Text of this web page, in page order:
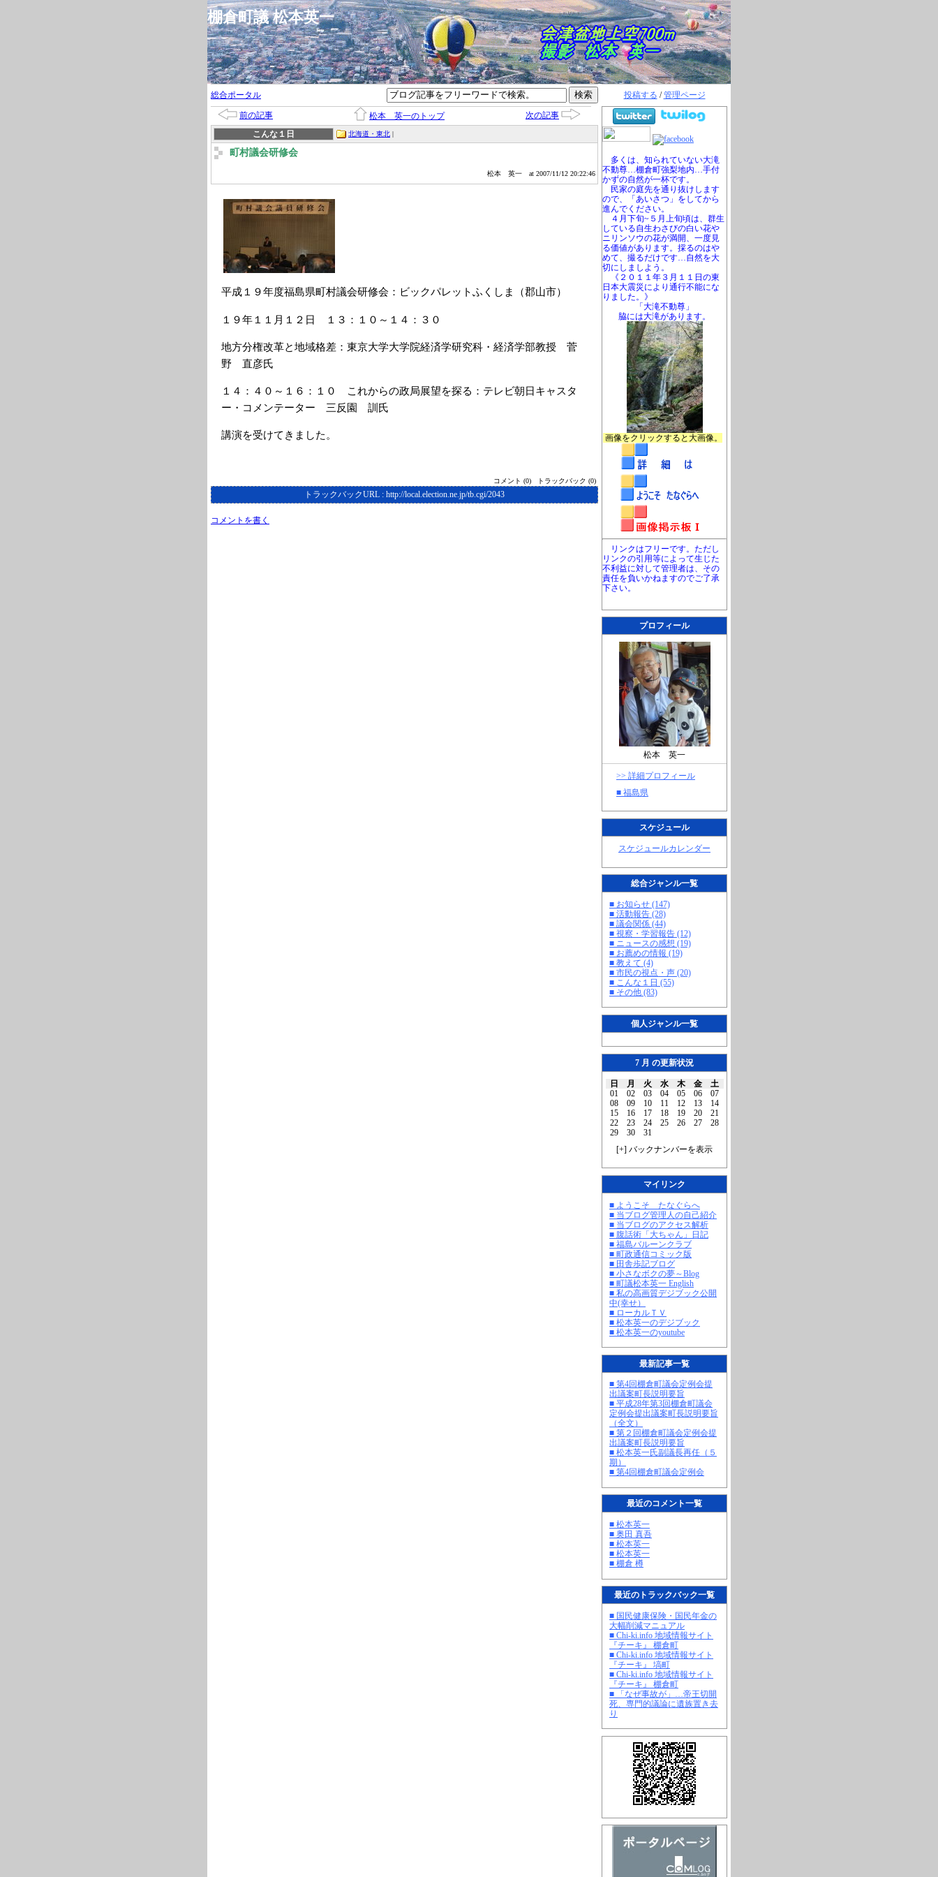
棚倉町議 松本英一
投稿する /管理ページ
多くは、知られていない大滝
不動尊…棚倉町強梨地内…手付
かずの自然が一杯です。
民家の庭先を通り抜けします
ので、「あいさつ」をしてから
進んでください。
４月下旬~５月上旬頃は、群生
している自生わさびの白い花や
ニリンソウの花が満開、一度見
る価値があります。採るのはや
めて、撮るだけです…自然を大
切にしましよう。
《２０１１年３月１１日の東
日本大震災により通行不能にな
りました。》
「大滝不動尊」
脇には大滝があります。
画像をクリックすると大画像。
リンクはフリーです。ただし
リンクの引用等によって生じた
不利益に対して管理者は、その
責任を負いかねますのでご了承
下さい。
プロフィール
松本 英一
>> 詳細プロフィール
■ 福島県
スケジュール
スケジュールカレンダー
総合ジャンル一覧
■ お知らせ (147)
■ 活動報告 (28)
■ 議会関係 (44)
■ 視察・学習報告 (12)
■ ニュースの感想 (19)
■ お薦めの情報 (19)
■ 教えて (4)
■ 市民の視点・声 (20)
■ こんな１日 (55)
■ その他 (83)
個人ジャンル一覧
7 月 の更新状況
日 月 火 水 木 金
土
01
02 03 04 05 06
07
08
09 10 11 12 13
14
15
16 17 18 19 20
21
22
23 24 25 26 27
28
29
30
31
[+] バックナンバーを表示
マイリンク
■ ようこそ たなぐらへ
■ 当ブログ管理人の自己紹介
■ 当ブログのアクセス解析
■ 腹話術「大ちゃん」日記
■ 福島バルーンクラブ
■ 町政通信コミック版
■ 田舎歩記ブログ
■ 小さなボクの夢～Blog
■ 町議松本英一 English
■ 私の高画質デジブック公開
中(幸せ）
■ ローカルＴＶ
■ 松本英一のデジブック
■ 松本英一のyoutube
最新記事一覧
■ 第4回棚倉町議会定例会提
出議案町長説明要旨
■ 平成28年第3回棚倉町議会
定例会提出議案町長説明要旨
（全文）
■ 第２回棚倉町議会定例会提
出議案町長説明要旨
■ 松本英一氏副議長再任（５
期）
■ 第4回棚倉町議会定例会
最近のコメント一覧
■ 松本英一
■ 奥田 真吾
■ 松本英一
■ 松本英一
■ 棚倉 樽
最近のトラックバック一覧
■ 国民健康保険・国民年金の
大幅削減マニュアル
■ Chi-ki.info 地域情報サイト
『チーキ』 棚倉町
■ Chi-ki.info 地域情報サイト
『チーキ』 塙町
■ Chi-ki.info 地域情報サイト
『チーキ』 棚倉町
■ 「なぜ事故が」…帝王切開
死、専門的議論に遺族置き去
り
総合ポータル
前の記事 松本 英一のトップ
次の記事
こんな１日
北海道・東北 |
町村議会研修会
松本 英一 at 2007/11/12 20:22:46
平成１９年度福島県町村議会研修会：ビックパレットふくしま（郡山市）
１９年１１月１２日 １３：１０～１４：３０
地方分権改革と地域格差：東京大学大学院経済学研究科・経済学部教授 菅
野 直彦氏
１４：４０～１６：１０ これからの政局展望を探る：テレビ朝日キャスタ
ー・コメンテーター 三反園 訓氏
講演を受けてきました。
コメント (0) トラックバック (0)
トラックバックURL : http://local.election.ne.jp/tb.cgi/2043
コメントを書く